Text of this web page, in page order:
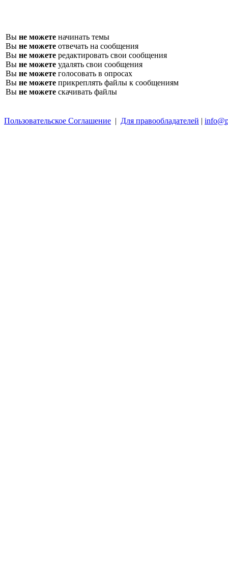
Вы не можете начинать темы
Вы не можете отвечать на сообщения
Вы не можете редактировать свои сообщения
Вы не можете удалять свои сообщения
Вы не можете голосовать в опросах
Вы не можете прикреплять файлы к сообщениям
Вы не можете скачивать файлы
Пользовательское Соглашение | Для правообладателей |